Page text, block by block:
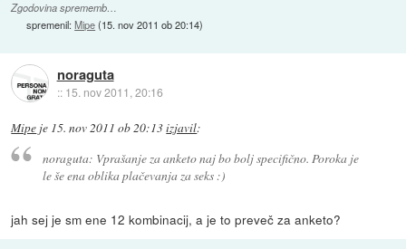
Zgodovina sprememb…
spremenil:Mipe(15. nov 2011 ob 20:14)
noraguta
:: 15. nov 2011, 20:16
Mipe je 15. nov 2011 ob 20:13izjavil:
noraguta: Vprašanje za anketo naj bo bolj specifično. Poroka je
le še ena oblika plačevanja za seks :)
jah sej je sm ene 12 kombinacij, a je to preveč za anketo?